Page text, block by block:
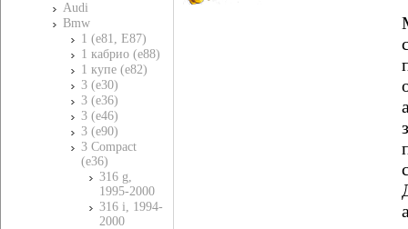
Audi
Bmw
1 (e81, E87)
1 кабрио (e88)
1 купе (e82)
3 (e30)
3 (e36)
3 (e46)
3 (e90)
3 Compact
(e36)
316 g,
1995-2000
316 i, 1994-
2000